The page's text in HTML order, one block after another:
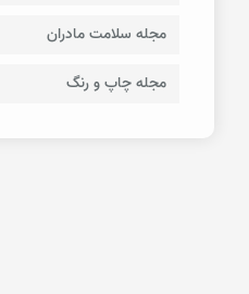
مجله سلامت مادران
مجله چاپ و رنگ